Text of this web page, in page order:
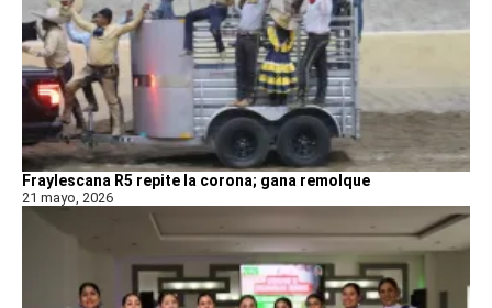
Fraylescana R5 repite la corona; gana remolque
21 mayo, 2026